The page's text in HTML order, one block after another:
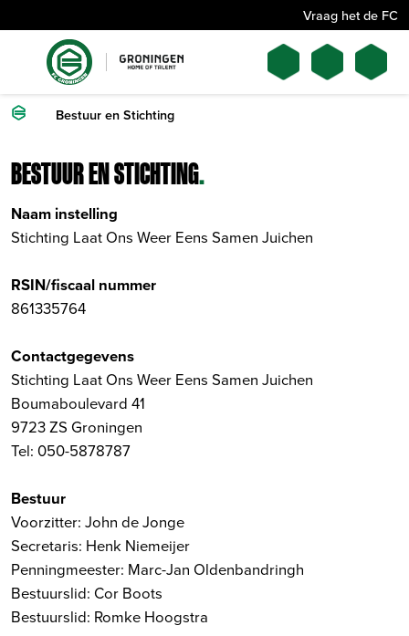
Vraag het de FC
Bestuur en Stichting
BESTUUR EN STICHTING.
Naam instelling
Stichting Laat Ons Weer Eens Samen Juichen
RSIN/fiscaal nummer
861335764
Contactgegevens
Stichting Laat Ons Weer Eens Samen Juichen
Boumaboulevard 41
9723 ZS Groningen
Tel: 050-5878787
Bestuur
Voorzitter: John de Jonge
Secretaris: Henk Niemeijer
Penningmeester: Marc-Jan Oldenbandringh
Bestuurslid: Cor Boots
Bestuurslid: Romke Hoogstra